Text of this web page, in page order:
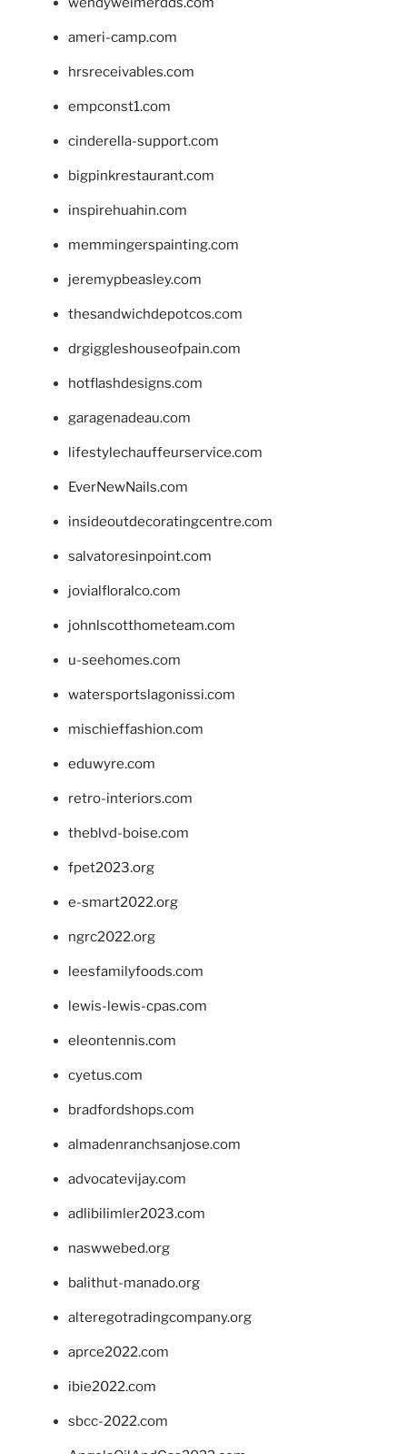
ameri-camp.com
hrsreceivables.com
empconst1.com
cinderella-support.com
bigpinkrestaurant.com
inspirehuahin.com
memmingerspainting.com
jeremypbeasley.com
thesandwichdepotcos.com
drgiggleshouseofpain.com
hotflashdesigns.com
garagenadeau.com
lifestylechauffeurservice.com
EverNewNails.com
insideoutdecoratingcentre.com
salvatoresinpoint.com
jovialfloralco.com
johnlscotthometeam.com
u-seehomes.com
watersportslagonissi.com
mischieffashion.com
eduwyre.com
retro-interiors.com
theblvd-boise.com
fpet2023.org
e-smart2022.org
ngrc2022.org
leesfamilyfoods.com
lewis-lewis-cpas.com
eleontennis.com
cyetus.com
bradfordshops.com
almadenranchsanjose.com
advocatevijay.com
adlibilimler2023.com
naswwebed.org
balithut-manado.org
alteregotradingcompany.org
aprce2022.com
ibie2022.com
sbcc-2022.com